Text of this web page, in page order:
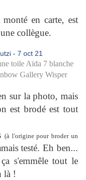
en carte, est
collègue.
toile Aïda 7 blanche
Gallery Wisper
sur la photo, mais
est brodé est tout
(à l'origine pour broder un
testé. Eh ben...
s'emmêle tout le
là !